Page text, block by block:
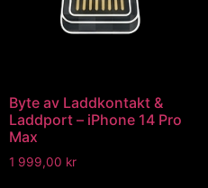
Byte av Laddkontakt &
Laddport – iPhone 14 Pro
Max
1 999,00 kr